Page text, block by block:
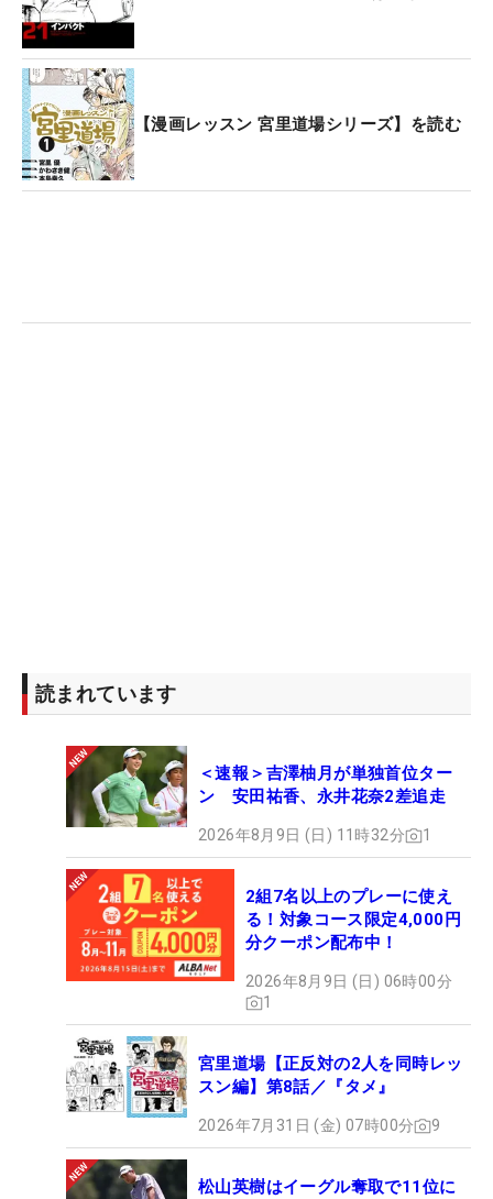
【漫画レッスン 宮里道場シリーズ】を読む
読まれています
＜速報＞吉澤柚月が単独首位ター
ン 安田祐香、永井花奈2差追走
2026年8月9日 (日) 11時32分 1
2組7名以上のプレーに使え
る！対象コース限定4,000円
分クーポン配布中！
2026年8月9日 (日) 06時00分
1
宮里道場【正反対の2人を同時レッ
スン編】第8話／『タメ』
2026年7月31日 (金) 07時00分 9
松山英樹はイーグル奪取で11位に